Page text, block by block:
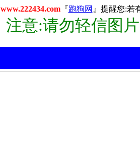
www.222434.com『跑狗网 』提醒您:若
注意:请勿轻信图